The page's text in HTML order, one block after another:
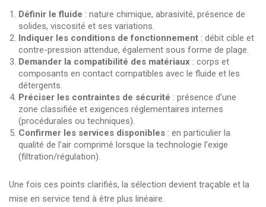
Définir le fluide : nature chimique, abrasivité, présence de
solides, viscosité et ses variations.
Indiquer les conditions de fonctionnement : débit cible et
contre-pression attendue, également sous forme de plage.
Demander la compatibilité des matériaux : corps et
composants en contact compatibles avec le fluide et les
détergents.
Préciser les contraintes de sécurité : présence d’une
zone classifiée et exigences réglementaires internes
(procédurales ou techniques).
Confirmer les services disponibles : en particulier la
qualité de l’air comprimé lorsque la technologie l’exige
(filtration/régulation).
Une fois ces points clarifiés, la sélection devient traçable et la
mise en service tend à être plus linéaire.